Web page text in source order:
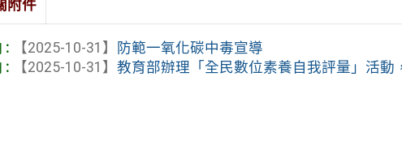
附件
【2025-10-31】
防範一氧化碳中毒宣導
【2025-10-31】教育部辦理「全民數位素養自我評量」活動